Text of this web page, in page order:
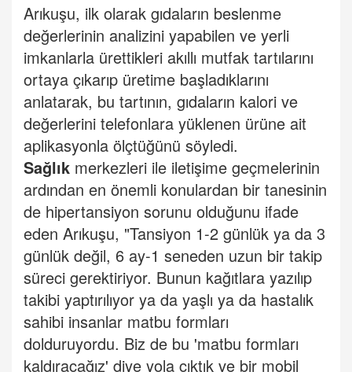
Arıkuşu, ilk olarak gıdaların beslenme
değerlerinin analizini yapabilen ve yerli
imkanlarla ürettikleri akıllı mutfak tartılarını
ortaya çıkarıp üretime başladıklarını
anlatarak, bu tartının, gıdaların kalori ve
değerlerini telefonlara yüklenen ürüne ait
aplikasyonla ölçtüğünü söyledi.
Sağlık merkezleri ile iletişime geçmelerinin
ardından en önemli konulardan bir tanesinin
de hipertansiyon sorunu olduğunu ifade
eden Arıkuşu, "Tansiyon 1-2 günlük ya da 3
günlük değil, 6 ay-1 seneden uzun bir takip
süreci gerektiriyor. Bunun kağıtlara yazılıp
takibi yaptırılıyor ya da yaşlı ya da hastalık
sahibi insanlar matbu formları
dolduruyordu. Biz de bu 'matbu formları
kaldıracağız' diye yola çıktık ve bir mobil